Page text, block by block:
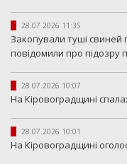
28.07.2026 11:35
Закопували туші свиней
повідомили про підозру
28.07.2026 10:07
На Кіровоградщині
28.07.2026 10:01
На Кіровоградщині